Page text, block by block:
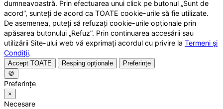
dumneavoastră. Prin efectuarea unui click pe butonul „Sunt de
acord”, sunteți de acord ca TOATE cookie-urile să fie utilizate.
De asemenea, puteți să refuzați cookie-urile opționale prin
apăsarea butonului „Refuz”. Prin continuarea accesării sau
utilizării Site-ului web vă exprimați acordul cu privire la Termeni și
Condiții.
Accept TOATE Resping opționale
Preferințe
🍪
Preferințe
×
Necesare